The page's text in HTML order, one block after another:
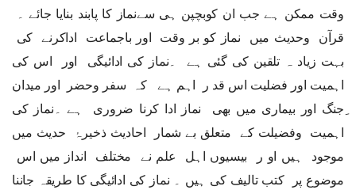
وقت ممکن ہے جب ان کوبچپن ہی سےنماز کا پابند بنایا جائے ۔
قرآن وحدیث میں نماز کو بر وقت اور باجماعت اداکرنے کی
بہت زیاد ہ تلقین کی گئی ہے ۔نماز کی ادائیگی اور اس کی
اہمیت اور فضلیت اس قد ر اہم ہے کہ سفر وحضر اور میدان
ِجنگ اور بیماری میں بھی نماز ادا کرنا ضروری ہے ۔نماز کی
اہمیت وفضیلت کے متعلق بے شمار احادیث ذخیرۂ حدیث میں
موجود ہیں او ر بیسیوں اہل علم نے مختلف انداز میں اس
موضوع پر کتب تالیف کی ہیں ۔ نماز کی ادائیگی کا طریقہ جاننا